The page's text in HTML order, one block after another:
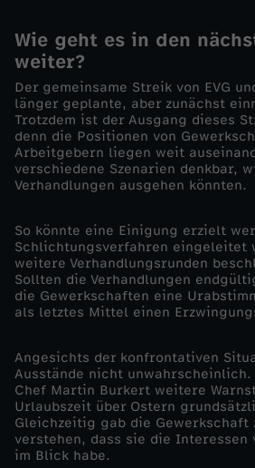
e
u
t
s
c
h
l
a
n
d
Wie geht es in den
weiter?
Der gemeinsame Streik von EVG
länger geplante, aber zunächst
Trotzdem ist der Ausgang dieses
denn die Positionen von
Arbeitgebern liegen weit
verschiedene Szenarien denkbar,
Verhandlungen ausgehen könnten.
So könnte eine Einigung erzielt
Schlichtungsverfahren eingeleitet
weitere Verhandlungsrunden
Sollten die Verhandlungen
die Gewerkschaften eine
als letztes Mittel einen
Angesichts der konfrontativen
Ausstände nicht unwahrscheinlich.
Chef Martin Burkert weitere
Urlaubszeit über Ostern
Gleichzeitig gab die Gewerkschaft
verstehen, dass sie die Interessen
im Blick habe.